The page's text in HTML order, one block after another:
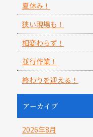
夏休み！
狭い現場も！
相変わらず！
並行作業！
終わりを迎える！
アーカイブ
2026年8月